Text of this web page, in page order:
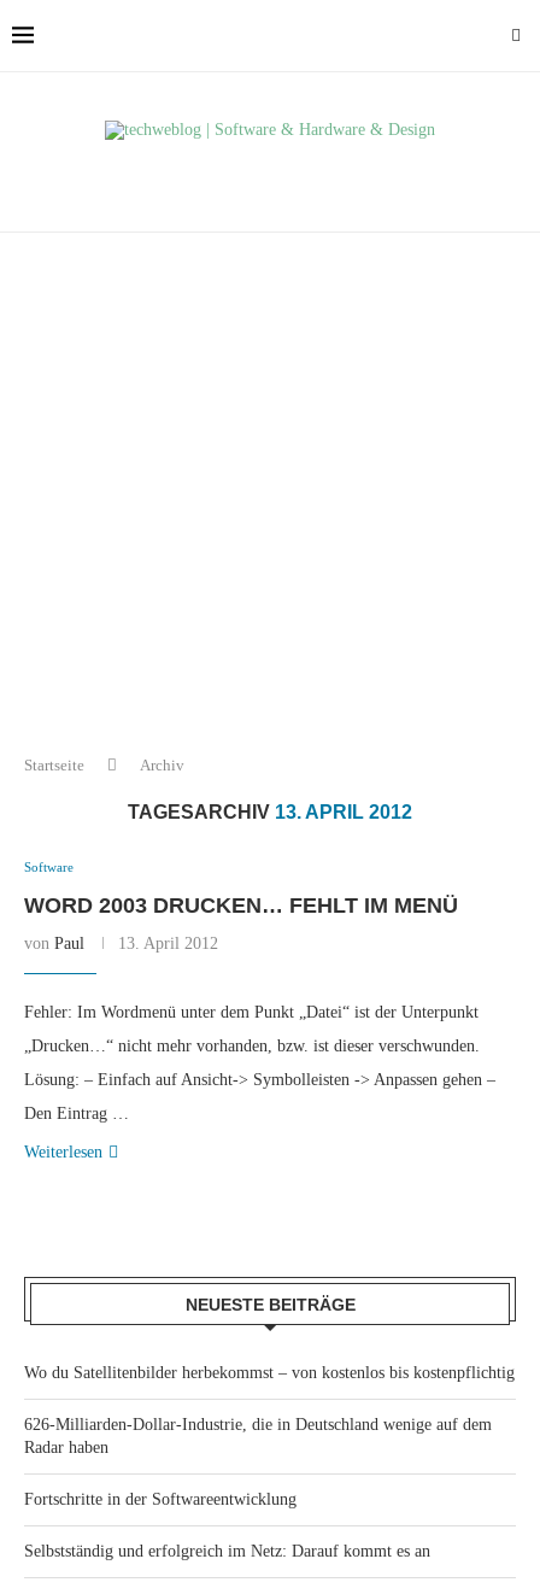
Startseite Archiv
TAGESARCHIV 13. APRIL 2012
Software
WORD 2003 DRUCKEN… FEHLT IM MENÜ
von Paul 13. April 2012
Fehler: Im Wordmenü unter dem Punkt „Datei“ ist der Unterpunkt
„Drucken…“ nicht mehr vorhanden, bzw. ist dieser verschwunden.
Lösung: – Einfach auf Ansicht-> Symbolleisten -> Anpassen gehen –
Den Eintrag …
Weiterlesen
NEUESTE BEITRÄGE
Wo du Satellitenbilder herbekommst – von kostenlos bis kostenpflichtig
626-Milliarden-Dollar-Industrie, die in Deutschland wenige auf dem
Radar haben
Fortschritte in der Softwareentwicklung
Selbstständig und erfolgreich im Netz: Darauf kommt es an